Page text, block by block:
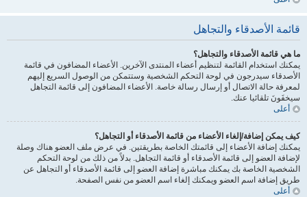
قائمة الأصدقاء والتجاهل
ما هي قائمة الأصدقاء والتجاهل؟
يمكنك استخدام القائمة لتنظيم أعضاء المنتدى الآخرين. الأعضاء المضافون في قائمة
الأصدقاء سيدرجون في لوحة التحكم الشخصية وستتمكن من الوصول السريع إليهم
لمعرفة حالة الاتصال أو إرسال رسالة خاصة. الأعضاء المضافون إلى قائمة التجاهل
سيخفَونَ تلقائيا عنك.
أعلى
كيف يمكن إضافة/إلغاء الأعضاء من قائمة الأصدقاء أو التجاهل؟
يمكنك إضافة الأعضاء إلى قائمتك الخاصة بطريقتين. في عرض ملف العضو هناك وصلة
لإضافة العضو إلى قائمة الأصدقاء أو قائمة التجاهل. بدلاً من ذلك من لوحة التحكم
الشخصية الخاصة بك يمكنك مباشرة إضافة العضو إلى قائمة الأصدقاء أو التجاهل عن
طريق إضافة اسم العضو ويمكنك إلغاء اسم العضو من نفس الصفحة.
أعلى